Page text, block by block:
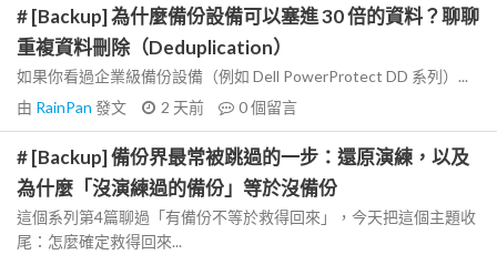
# [Backup] 為什麼備份設備可以塞進 30 倍的資料？聊聊
重複資料刪除（Deduplication）
如果你看過企業級備份設備（例如 Dell PowerProtect DD 系列）...
由 RainPan 發文 2 天前 0個留言
# [Backup] 備份界最常被跳過的一步：還原演練，以及
為什麼「沒演練過的備份」等於沒備份
這個系列第4篇聊過「有備份不等於救得回來」，今天把這個主題收
尾：怎麼確定救得回來...